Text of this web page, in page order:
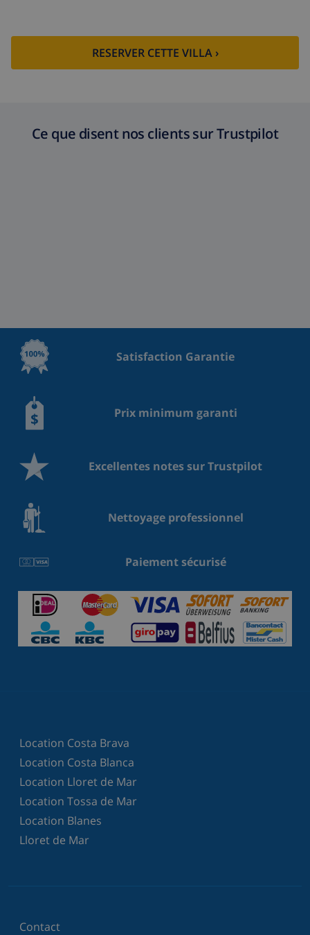
RESERVER CETTE VILLA ›
Ce que disent nos clients sur Trustpilot
Satisfaction Garantie
Prix minimum garanti
Excellentes notes sur Trustpilot
Nettoyage professionnel
Paiement sécurisé
Location Costa Brava
Location Costa Blanca
Location Lloret de Mar
Location Tossa de Mar
Location Blanes
Lloret de Mar
Contact